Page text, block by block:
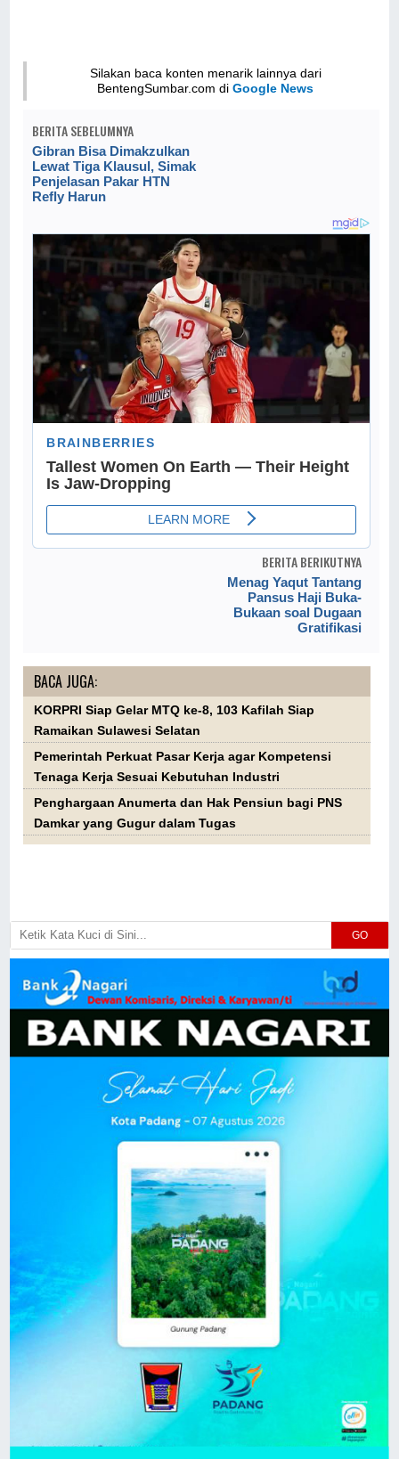
Silakan baca konten menarik lainnya dari
BentengSumbar.com diGoogle News
BERITA SEBELUMNYA
Gibran Bisa Dimakzulkan
Lewat Tiga Klausul, Simak
Penjelasan Pakar HTN
Refly Harun
BERITA BERIKUTNYA
Menag Yaqut Tantang
Pansus Haji Buka-
Bukaan soal Dugaan
Gratifikasi
BACA JUGA:
KORPRI Siap Gelar MTQ ke-8, 103 Kafilah Siap
Ramaikan Sulawesi Selatan
Pemerintah Perkuat Pasar Kerja agar Kompetensi
Tenaga Kerja Sesuai Kebutuhan Industri
Penghargaan Anumerta dan Hak Pensiun bagi PNS
Damkar yang Gugur dalam Tugas
GO